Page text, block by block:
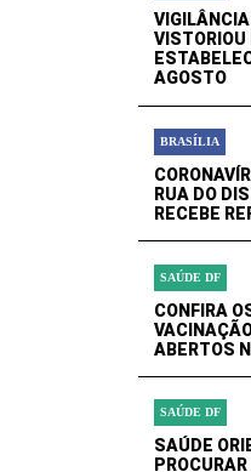
AGOSTO
BRASÍLIA
RUA DO
RECEBE
SAÚDE DF
CONFIRA
ABERTOS
SAÚDE DF
SAÚDE